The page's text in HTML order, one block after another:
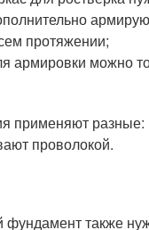
протяжении;
армировки можно
применяют разные:
проволокой.
также